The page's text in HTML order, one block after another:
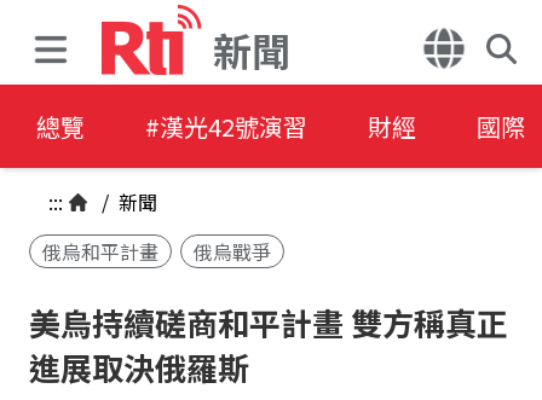
新聞
總覽 #漢光42號演習 財經 國際
::: / 新聞
俄烏和平計畫
俄烏戰爭
美烏持續磋商和平計畫 雙方稱真正
進展取決俄羅斯